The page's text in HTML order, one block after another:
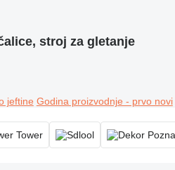
stroj za gletanje
jeftine Godina proizvodnje - prvo novi